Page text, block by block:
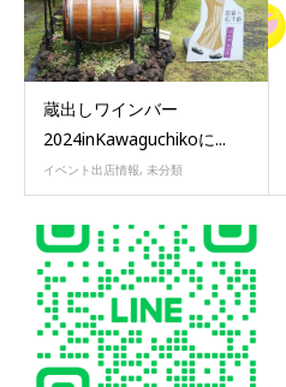
蔵出しワインバー
2024inKawaguchikoに...
イベント出店情報, 未分類